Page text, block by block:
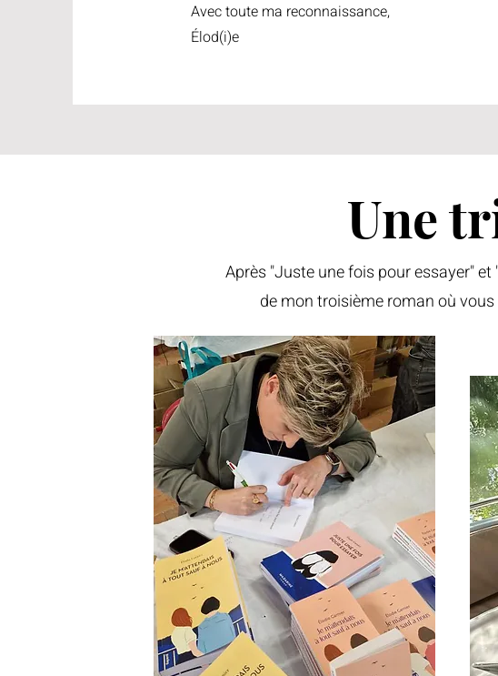
Avec toute ma reconnaissance,
Élod(i)e
Une
Après "Juste une fois pour essayer"
de mon troisième roman où